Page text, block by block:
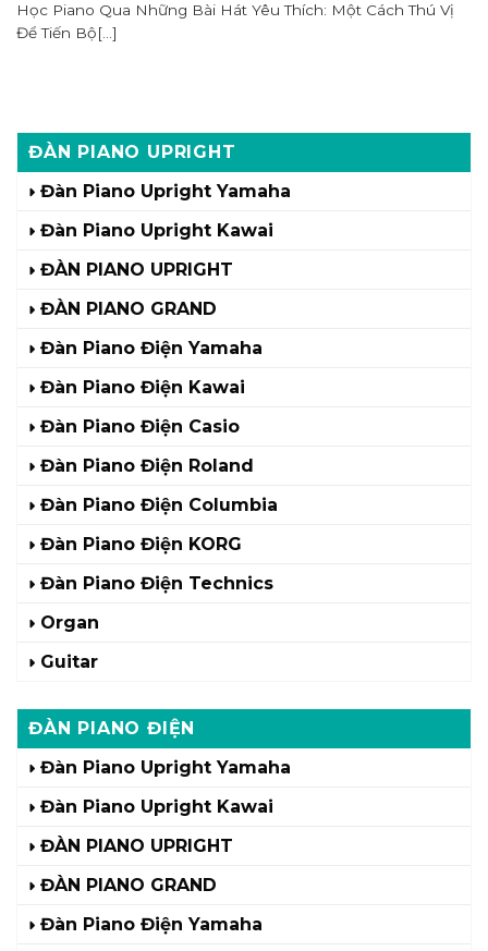
ĐÀN PIANO UPRIGHT
Đàn Piano Upright Yamaha
Đàn Piano Upright Kawai
ĐÀN PIANO UPRIGHT
ĐÀN PIANO GRAND
Đàn Piano Điện Yamaha
Đàn Piano Điện Kawai
Đàn Piano Điện Casio
Đàn Piano Điện Roland
Đàn Piano Điện Columbia
Đàn Piano Điện KORG
Đàn Piano Điện Technics
Organ
Guitar
ĐÀN PIANO ĐIỆN
Đàn Piano Upright Yamaha
Đàn Piano Upright Kawai
ĐÀN PIANO UPRIGHT
ĐÀN PIANO GRAND
Đàn Piano Điện Yamaha
Học Piano Qua Những Bài Hát Yêu Thích: Một Cách Thú Vị
Để Tiến Bộ[...]